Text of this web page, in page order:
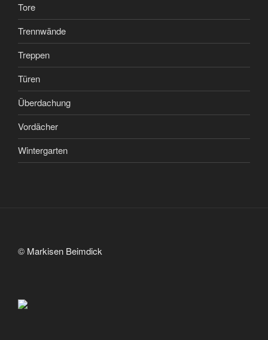
Tore
Trennwände
Treppen
Türen
Überdachung
Vordächer
Wintergarten
© Markisen Beimdick